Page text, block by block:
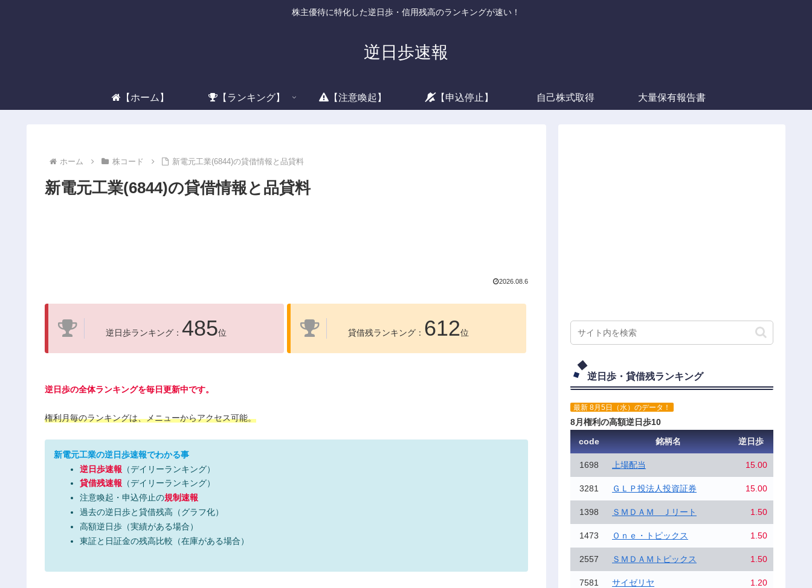
株主優待に特化した逆日歩・信用残高のランキングが速い！
逆日歩速報
【ホーム】 【ランキング】 【注意喚起】 【申込停止】 自己株式取得 大量保有報告書
ホーム 株コード 新電元工業(6844)の貸借情報と品貸料
新電元工業(6844)の貸借情報と品貸料
2026.08.6
逆日歩ランキング： 485位 貸借残ランキング： 612位
逆日歩の全体ランキングを毎日更新中です。
権利月毎のランキングは、メニューからアクセス可能。
新電元工業の逆日歩速報でわかる事
逆日歩速報 （デイリーランキング）
貸借残速報 （デイリーランキング）
注意喚起・申込停止の規制速報
過去の逆日歩と貸借残高（グラフ化）
高額逆日歩（実績がある場合）
東証と日証金の残高比較（在庫がある場合）
逆日歩・貸借残ランキング
最新 8月5日（水）のデータ！
8月権利の高額逆日歩10
code
銘柄名 逆日歩
1698 上場配当 15.00
3281 ＧＬＰ投法人投資証券 15.00
1398 ＳＭＤＡＭ Ｊリート 1.50
1473 Ｏｎｅ・トピックス 1.50
2557 ＳＭＤＡＭトピックス 1.50
7581 サイゼリヤ 1.20